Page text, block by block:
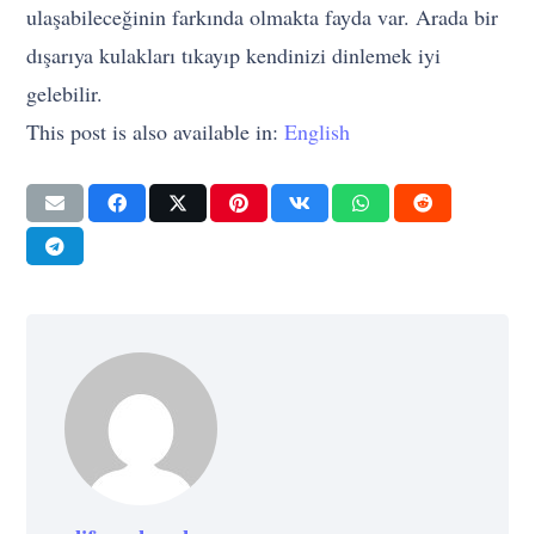
ulaşabileceğinin farkında olmakta fayda var. Arada bir
dışarıya kulakları tıkayıp kendinizi dinlemek iyi
gelebilir.
This post is also available in:English